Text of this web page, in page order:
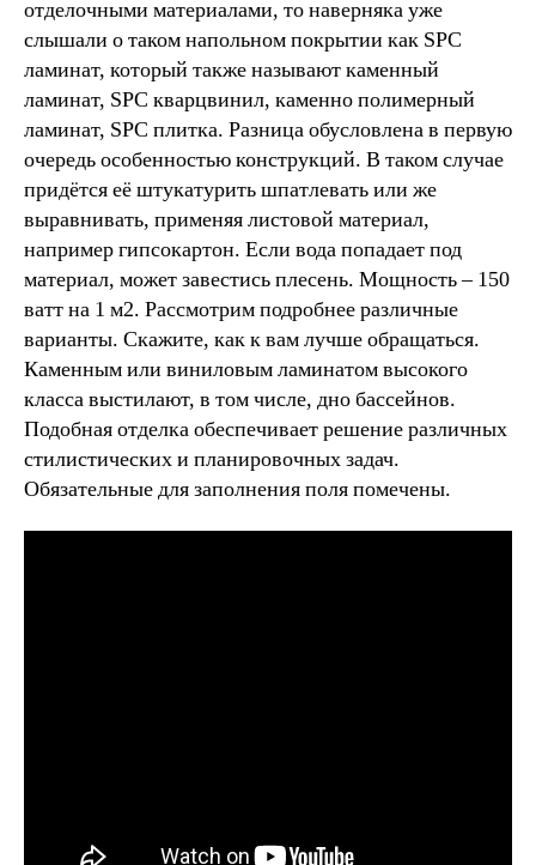
отделочными материалами, то наверняка уже
слышали о таком напольном покрытии как SPC
ламинат, который также называют каменный
ламинат, SPC кварцвинил, каменно полимерный
ламинат, SPC плитка. Разница обусловлена в первую
очередь особенностью конструкций. В таком случае
придётся её штукатурить шпатлевать или же
выравнивать, применяя листовой материал,
например гипсокартон. Если вода попадает под
материал, может завестись плесень. Мощность – 150
ватт на 1 м2. Рассмотрим подробнее различные
варианты. Скажите, как к вам лучше обращаться.
Каменным или виниловым ламинатом высокого
класса выстилают, в том числе, дно бассейнов.
Подобная отделка обеспечивает решение различных
стилистических и планировочных задач.
Обязательные для заполнения поля помечены.